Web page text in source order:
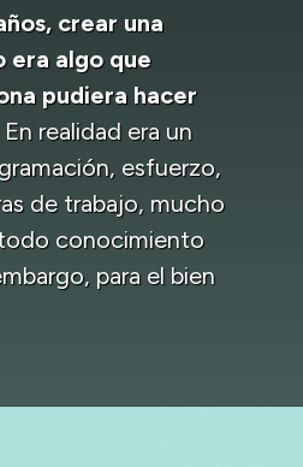
crear una
era algo que
pudiera hacer
En realidad era un
esfuerzo,
de trabajo, mucho
conocimiento
para el bien